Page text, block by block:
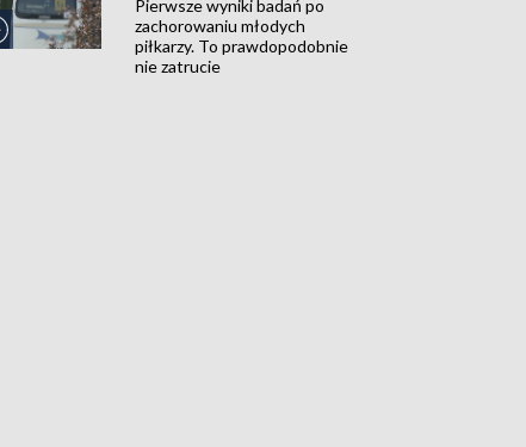
Pierwsze wyniki badań po
zachorowaniu młodych
piłkarzy. To prawdopodobnie
nie zatrucie